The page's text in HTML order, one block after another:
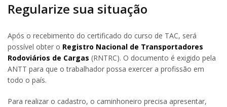
Regularize sua situação
Após o recebimento do certificado do curso de TAC, será
possível obter o Registro Nacional de Transportadores
Rodoviários de Cargas (RNTRC). O documento é exigido pela
ANTT para que o trabalhador possa exercer a profissão em
todo o país.
Para realizar o cadastro, o caminhoneiro precisa apresentar,